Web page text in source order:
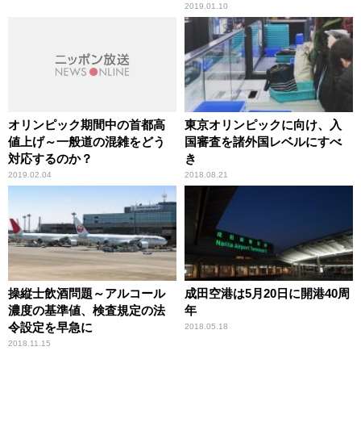
2019.01.10
オリンピック期間中の首都高
値上げ～一般道の混雑をどう
対応するのか？
2019.02.04
東京オリンピックに向け、入
国審査を諸外国レベルにすべ
き
2018.08.21
操縦士飲酒問題～アルコール
濃度の基準値、検査規定の法
令設定を早急に
2018.11.15
成田空港は5月20日に開港40周
年
2018.05.18